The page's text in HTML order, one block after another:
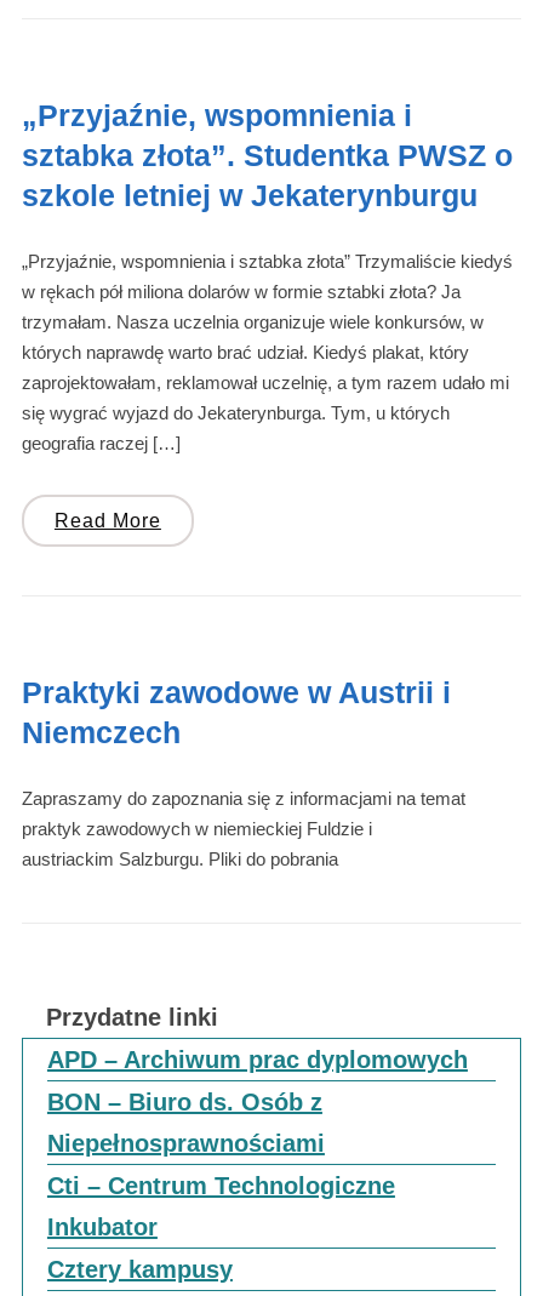
„Przyjaźnie, wspomnienia i
sztabka złota”. Studentka PWSZ o
szkole letniej w Jekaterynburgu
„Przyjaźnie, wspomnienia i sztabka złota” Trzymaliście kiedyś
w rękach pół miliona dolarów w formie sztabki złota? Ja
trzymałam. Nasza uczelnia organizuje wiele konkursów, w
których naprawdę warto brać udział. Kiedyś plakat, który
zaprojektowałam, reklamował uczelnię, a tym razem udało mi
się wygrać wyjazd do Jekaterynburga. Tym, u których
geografia raczej […]
Read More
Praktyki zawodowe w Austrii i
Niemczech
Zapraszamy do zapoznania się z informacjami na temat
praktyk zawodowych w niemieckiej Fuldzie i
austriackim Salzburgu. Pliki do pobrania
Przydatne linki
APD – Archiwum prac dyplomowych
BON – Biuro ds. Osób z
Niepełnosprawnościami
Cti – Centrum Technologiczne
Inkubator
Cztery kampusy